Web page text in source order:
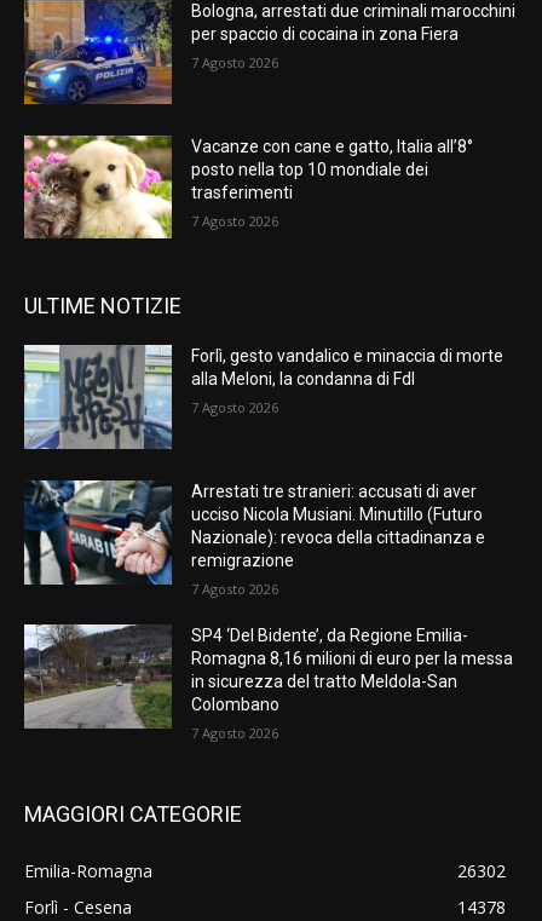
Bologna, arrestati due criminali marocchini
per spaccio di cocaina in zona Fiera
7 Agosto 2026
Vacanze con cane e gatto, Italia all’8°
posto nella top 10 mondiale dei
trasferimenti
7 Agosto 2026
ULTIME NOTIZIE
Forlì, gesto vandalico e minaccia di morte
alla Meloni, la condanna di FdI
7 Agosto 2026
Arrestati tre stranieri: accusati di aver
ucciso Nicola Musiani. Minutillo (Futuro
Nazionale): revoca della cittadinanza e
remigrazione
7 Agosto 2026
SP4 ‘Del Bidente’, da Regione Emilia-
Romagna 8,16 milioni di euro per la messa
in sicurezza del tratto Meldola-San
Colombano
7 Agosto 2026
MAGGIORI CATEGORIE
Emilia-Romagna
26302
Forlì - Cesena
14378